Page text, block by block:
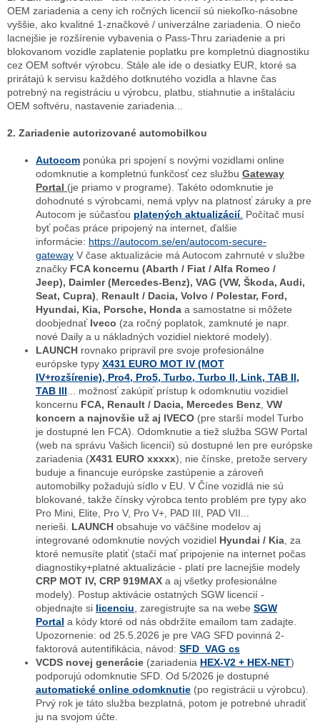
OEM zariadenia a ceny ich ročných licencií sú niekoľko-násobne
vyššie, ako kvalitné 1-značkové / univerzálne zariadenia. O niečo
lacnejšie je rozšírenie vybavenia o Pass-Thru zariadenie a pri
blokovanom vozidle zaplatenie poplatku pre kompletnú diagnostiku
cez OEM softvér výrobcu. Stále ale ide o desiatky EUR, ktoré sa
prirátajú k servisu každého dotknutého vozidla a hlavne čas
potrebný na registráciu u výrobcu, platbu, stiahnutie a inštaláciu
OEM softvéru, nastavenie zariadenia...
2. Zariadenie autorizované automobilkou
Autocom ponúka pri spojení s novými vozidlami online
odomknutie a kompletnú funkčosť cez službu Gateway
Portal (je priamo v programe). Takéto odomknutie je
dohodnuté s výrobcami, nemá vplyv na platnosť záruky a pre
Autocom je súčasťou platených aktualizácií. Počítač musí
byť počas práce pripojený na internet, ďalšie
informácie: https://autocom.se/en/autocom-secure-
gateway V čase aktualizácie má Autocom zahrnuté v službe
značky FCA koncernu (Abarth / Fiat / Alfa Romeo /
Jeep), Daimler (Mercedes-Benz), VAG (VW, Škoda, Audi,
Seat, Cupra)
Renault / Dacia, Volvo / Polestar, Ford,
Hyundai, Kia, Porsche, Honda a samostatne si môžete
doobjednať Iveco (za ročný poplatok, zamknuté je napr.
nové Daily a u nákladných vozidiel niektoré modely).
LAUNCH rovnako pripravil pre svoje profesionálne
európske typy X431 EURO MOT IV (MOT
IV+rozšírenie), Pro4, Pro5, Turbo, Turbo II, Link, TAB II,
TAB III ... možnosť zakúpiť prístup k odomknutiu vozidiel
koncernu FCA, Renault / Dacia, Mercedes Benz VW
koncern a najnovšie už aj IVECO (pre starší model Turbo
je dostupné len FCA). Odomknutie a tiež služba SGW Portal
(web na správu Vašich licencií) sú dostupné len pre európske
zariadenia (X431 EURO xxxxx), nie čínske, pretože servery
buduje a financuje európske zastúpenie a zároveň
automobilky požadujú sídlo v EU. V Číne vozidlá nie sú
blokované, takže čínsky výrobca tento problém pre typy ako
Pro Mini, Elite, Pro V, Pro V+, PAD III, PAD VII...
nerieši. LAUNCH obsahuje vo väčšine modelov aj
integrované odomknutie nových vozidiel Hyundai / Kia , za
ktoré nemusíte platiť (stačí mať pripojenie na internet počas
diagnostiky+platné aktualizácie - platí pre lacnejšie modely
CRP MOT IV, CRP 919MAX a aj všetky profesionálne
modely). Postup aktivácie ostatných SGW licencií -
objednajte si licenciu , zaregistrujte sa na webe SGW
Portal a kódy ktoré od nás obdržíte emailom tam zadajte.
Upozornenie: od 25.5.2026 je pre VAG SFD povinná 2-
faktorová autentifikácia, návod: SFD_VAG cs
VCDS novej generácie (zariadenia HEX-V2 + HEX-NET)
podporujú odomknutie SFD. Od 5/2026 je dostupné
automatické online odomknutie (po registrácii u výrobcu).
Prvý rok je táto služba bezplatná, potom je potrebné uhradiť
ju na svojom účte.